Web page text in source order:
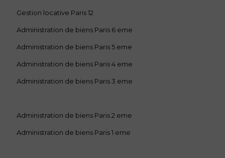
Gestion locative Paris 12
Administration de biens Paris 6 eme
Administration de biens Paris 5 eme
Administration de biens Paris 4 eme
Administration de biens Paris 3 eme
Administration de biens Paris 2 eme
Administration de biens Paris 1 eme